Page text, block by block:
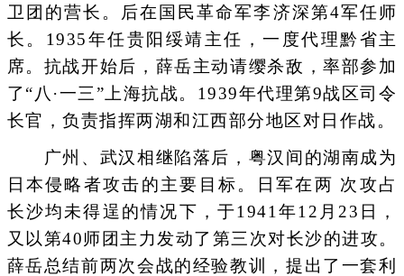
卫团的营长。后在国民革命军李济深第4军任师
长。1935年任贵阳绥靖主任，一度代理黔省主
席。抗战开始后，薛岳主动请缨杀敌，率部参加
了“八·一三”上海抗战。1939年代理第9战区司令
长官，负责指挥两湖和江西部分地区对日作战。
广州、武汉相继陷落后，粤汉间的湖南成为
日本侵略者攻击的主要目标。日军在两 次攻占
长沙均未得逞的情况下，于1941年12月23日，
又以第40师团主力发动了第三次对长沙的进攻。
薛岳总结前两次会战的经验教训，提出了一套利